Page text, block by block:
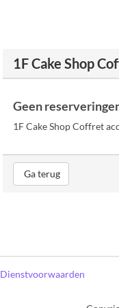
1F Cake Shop
Geen
1F Cake Shop Coffret
Ga terug
Dienstvoorwaarden